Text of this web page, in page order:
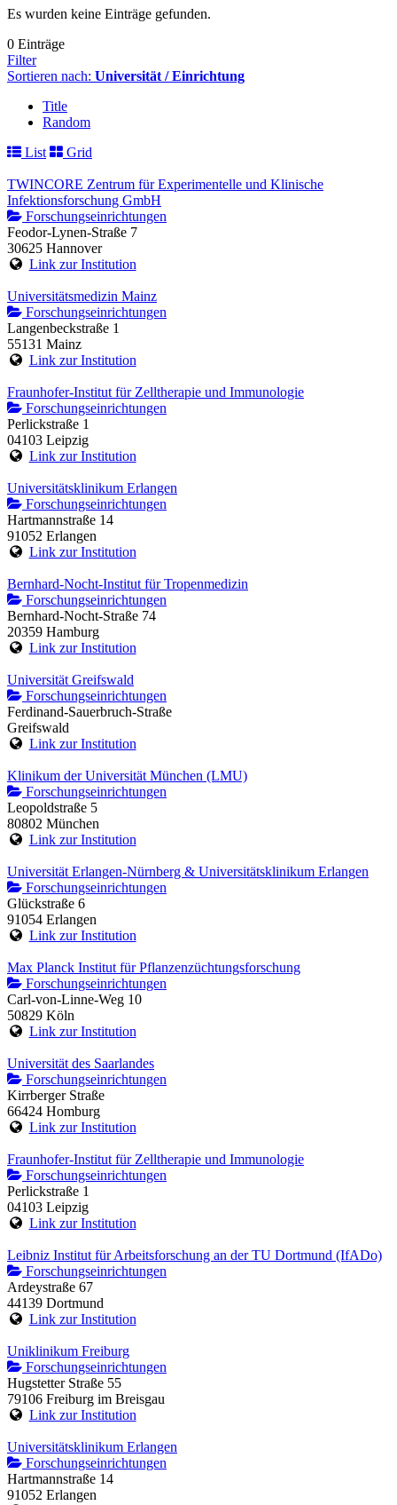
Es wurden keine Einträge gefunden.
0 Einträge
Filter
Sortieren nach: Universität / Einrichtung
Title
Random
List
Grid
TWINCORE Zentrum für Experimentelle und Klinische
Infektionsforschung GmbH
Forschungseinrichtungen
Feodor-Lynen-Straße 7
30625 Hannover
Link zur Institution
Universitätsmedizin Mainz
Forschungseinrichtungen
Langenbeckstraße 1
55131 Mainz
Link zur Institution
Fraunhofer-Institut für Zelltherapie und Immunologie
Forschungseinrichtungen
Perlickstraße 1
04103 Leipzig
Link zur Institution
Universitätsklinikum Erlangen
Forschungseinrichtungen
Hartmannstraße 14
91052 Erlangen
Link zur Institution
Bernhard-Nocht-Institut für Tropenmedizin
Forschungseinrichtungen
Bernhard-Nocht-Straße 74
20359 Hamburg
Link zur Institution
Universität Greifswald
Forschungseinrichtungen
Ferdinand-Sauerbruch-Straße
Greifswald
Link zur Institution
Klinikum der Universität München (LMU)
Forschungseinrichtungen
Leopoldstraße 5
80802 München
Link zur Institution
Universität Erlangen-Nürnberg & Universitätsklinikum Erlangen
Forschungseinrichtungen
Glückstraße 6
91054 Erlangen
Link zur Institution
Max Planck Institut für Pflanzenzüchtungsforschung
Forschungseinrichtungen
Carl-von-Linne-Weg 10
50829 Köln
Link zur Institution
Universität des Saarlandes
Forschungseinrichtungen
Kirrberger Straße
66424 Homburg
Link zur Institution
Fraunhofer-Institut für Zelltherapie und Immunologie
Forschungseinrichtungen
Perlickstraße 1
04103 Leipzig
Link zur Institution
Leibniz Institut für Arbeitsforschung an der TU Dortmund (IfADo)
Forschungseinrichtungen
Ardeystraße 67
44139 Dortmund
Link zur Institution
Uniklinikum Freiburg
Forschungseinrichtungen
Hugstetter Straße 55
79106 Freiburg im Breisgau
Link zur Institution
Universitätsklinikum Erlangen
Forschungseinrichtungen
Hartmannstraße 14
91052 Erlangen